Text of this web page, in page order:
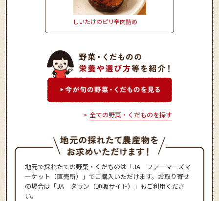
しいたけのピリ辛肉詰め
きゅうりとタコのさわ
マリネ
全ての野菜・くだものを探す
地元で採れたての野菜・くだものは「JA ファーマーズマ
ーケット（直売所）」でご購入いただけます。お取り寄せ
の場合は「JA タウン（通販サイト）」もご利用くださ
い。